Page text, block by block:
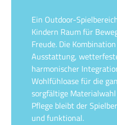
Ein Outdoor-
Kindern Raum für
Freude. Die
Ausstattung,
harmonischer
Wohlfühloase für die
sorgfältige
Pflege bleibt der
und funktional.